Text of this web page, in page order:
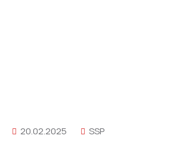
20.02.2025
SSP